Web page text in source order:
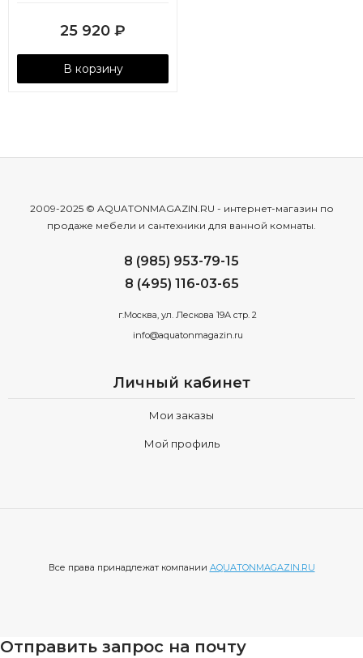
25 920 ₽
В корзину
2009-2025 © AQUATONMAGAZIN.RU - интернет-магазин по
продаже мебели и сантехники для ванной комнаты.
8 (985) 953-79-15
8 (495) 116-03-65
г.Москва, ул. Лескова 19А стр. 2
info@aquatonmagazin.ru
Личный кабинет
Мои заказы
Мой профиль
Все права принадлежат компании AQUATONMAGAZIN.RU
Отправить запрос на почту